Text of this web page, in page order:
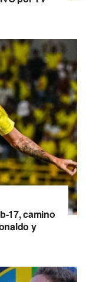
17, camino
y